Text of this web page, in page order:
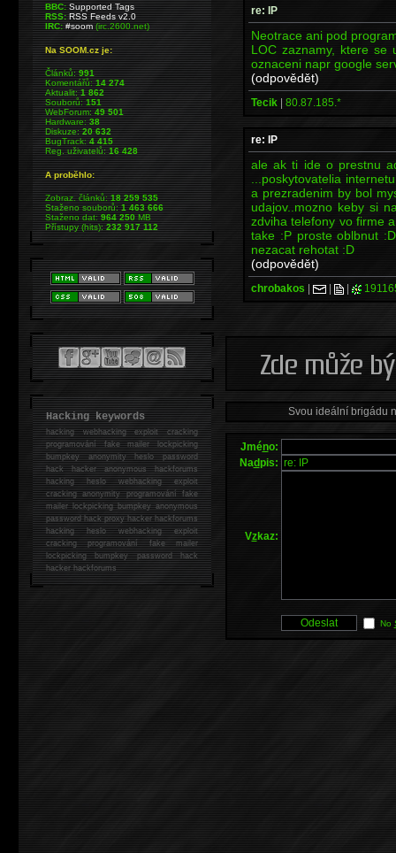
re: IP
Neotrace ani pod
LOC zaznamy, ktere se
oznaceni napr google
(odpovědět)
Tecik | 80.87.185.*
re: IP
ale ak ti ide o prestnu
...poskytovatelia
a prezradenim by bol
udajov..mozno keby si
zdviha telefony vo firme
take :P proste oblbnut
nezacat rehotat :D
(odpovědět)
chrobakos | | |
Svou ideální brigádu
Jméno:
Nadpis:
Vzkaz:
No
BBC: Supported Tags
RSS: RSS Feeds v2.0
IRC: #soom(irc.2600.net)
Na SOOM.cz je:
Článků:991
Komentářů:14 274
Aktualit:1 862
Souborů:151
WebForum:49 501
Hardware:38
Diskuze:20 632
BugTrack:4 415
Reg. uživatelů:16 428
A proběhlo:
Zobraz. článků:18 259 535
Staženo souborů:1 463 666
Staženo dat:964 250MB
Přístupy (hits):232 917 112
Hacking keywords
hackingwebhacking exploit cracking
programování fake mailer lockpicking
bumpkey anonymity heslo password
hackhacker anonymous hackforums
hackingheslo webhacking exploit
cracking anonymity programování fake
mailer lockpicking bumpkey anonymous
password hack proxy hacker hackforums
hacking heslo webhacking exploit
cracking programování fake mailer
lockpicking bumpkey password hack
hackerhackforums